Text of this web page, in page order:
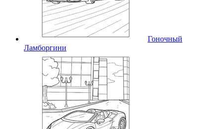
Гоночный
Ламборгини